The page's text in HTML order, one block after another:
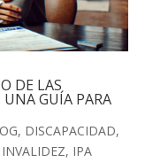
DE LAS
UNA GUÍA PARA
, DISCAPACIDAD,
INVALIDEZ, IPA